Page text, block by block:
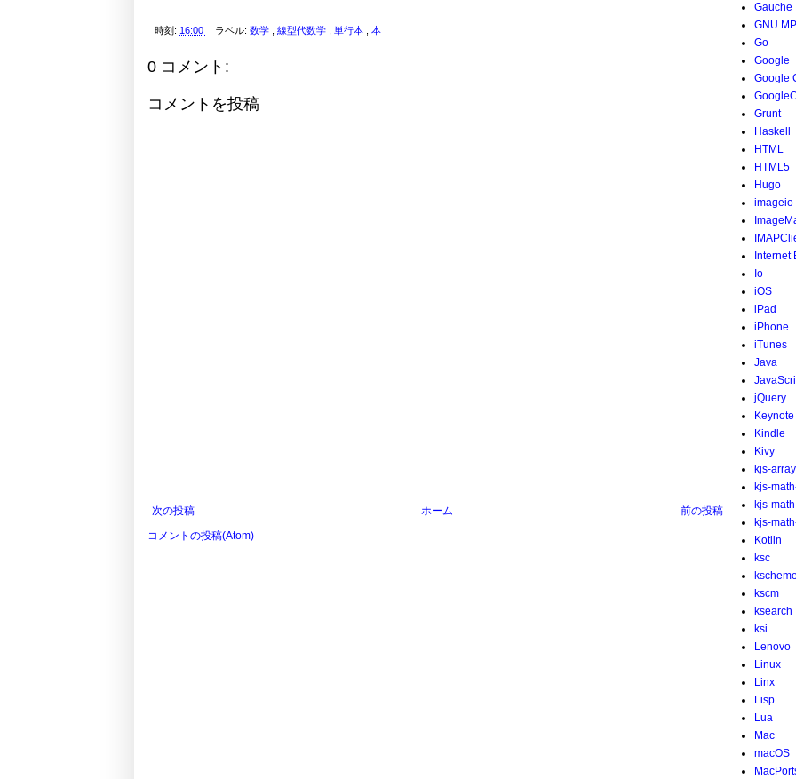
時刻: 16:00 ラベル:数学 ,線型代数学 単行本 ,本
0 コメント:
コメントを投稿
次の投稿 前の投稿
ホーム
コメントの投稿(Atom)
Gauche
GNU
Go
Google
Google
Grunt
Haskell
HTML
HTML5
Hugo
imageio
Internet
Io
iOS
iPad
iPhone
iTunes
Java
jQuery
Keynote
Kindle
Kivy
kjs-array
kjs-
kjs-
kjs-
Kotlin
ksc
kscheme
kscm
ksearch
ksi
Lenovo
Linux
Linx
Lisp
Lua
Mac
macOS